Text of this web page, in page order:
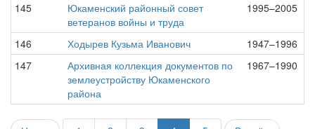
145
Юкаменский районный совет
ветеранов войны и труда
1995–2005
146 Ходырев Кузьма Иванович
1947–1996
147
Архивная коллекция документов по
землеустройству Юкаменского
района
1967–1990